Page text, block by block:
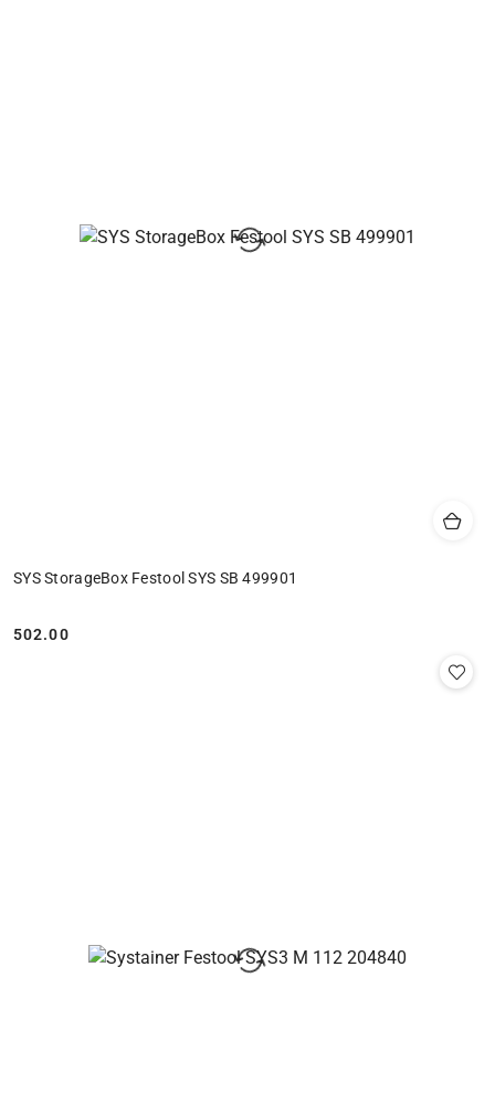
SYS StorageBox Festool SYS SB 499901
Cena:
502.00